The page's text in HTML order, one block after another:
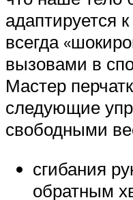
адаптируется
всегда
вызовами в
Мастер
следующие
свободными
сгибания
обратным